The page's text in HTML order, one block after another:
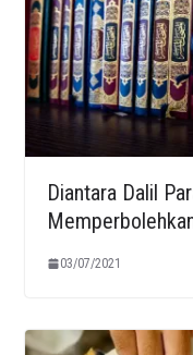
Diantara Dalil
03/07/2021